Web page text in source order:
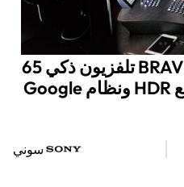
سوني BRAVIA 8 K-65XR80 تلفزيون ذكي 65
بوصة OLED بدقة 4K مع HDR ونظام Google
سوني